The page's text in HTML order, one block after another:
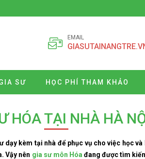
EMAIL
SƯ HỌC PHÍ THAM KHẢO
HÓA TẠI NHÀ HÀ
dạy kèm tại nhà để phục vụ cho việc học
Vậy nên gia sư môn Hóa đang được tìm